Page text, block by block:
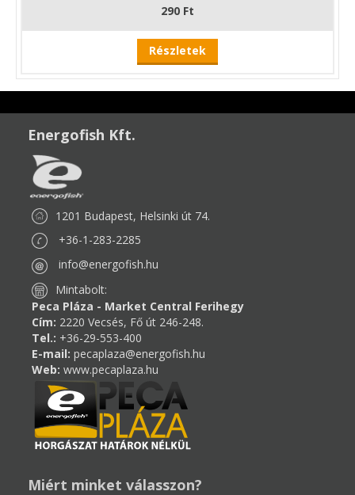
290 Ft
Részletek
Energofish Kft.
1201 Budapest, Helsinki út 74.
+36-1-283-2285
info@energofish.hu
Mintabolt:
Peca Pláza - Market Central Ferihegy
Cím: 2220 Vecsés, Fő út 246-248.
Tel.: +36-29-553-400
E-mail: pecaplaza@energofish.hu
Web: www.pecaplaza.hu
Miért minket válasszon?